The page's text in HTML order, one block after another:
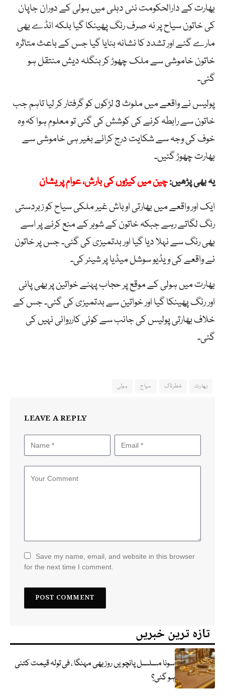
بھارت کے دارالحکومت نئی دہلی میں ہولی کے دوران جاپان
کی خاتون سیاح پر نہ صرف رنگ پھینکا گیا بلکہ انڈے بھی
مارے گئے اور تشدد کا نشانہ بنایا گیا جس کے باعث متاثرہ
خاتون خاموشی سے ملک چھوڑ کر بنگلہ دیش منتقل ہو
گئی۔
پولیس نے واقعے میں ملوث 3 لڑکوں کو گرفتار کر لیا تاہم جب
خاتون سے رابطہ کرنے کی کوشش کی گئی تو معلوم ہوا کہ وہ
خوف کی وجہ سے شکایت درج کرائے بغیر ہی خاموشی سے
بھارت چھوڑ گئیں۔
یہ بھی پڑھیں:چین میں کیڑوں کی بارش، عوام پریشان
ایک اور واقعے میں بھارتی اوباش غیر ملکی سیاح کو زبردستی
رنگ لگاتے رہے جبکہ خاتون کے شوہر کے منع کرنے پر اسے
بھی رنگ سے نہلا دیا گیا اور بدتمیزی کی گئی۔ جس پر خاتون
نے واقعے کی ویڈیو سوشل میڈیا پر شیئر کی۔
بھارت میں ہولی کے موقع پر حجاب پہنے خواتین پر بھی پانی
اور رنگ پھینکا گیا اور خواتین سے بدتمیزی کی گئی۔ جس کے
خلاف بھارتی پولیس کی جانب سے کوئی کارروائی نہیں کی
گئی۔
بھارت خطرناک سیاح ہولی
LEAVE A REPLY
Save my name, email, and website in this browser
for the next time I comment.
تازہ ترین خبریں
سونا مسلسل پانچویں روز بھی مہنگا ، فی تولہ قیمت کتنی
ہو گئی؟